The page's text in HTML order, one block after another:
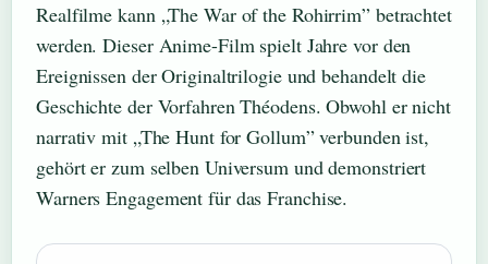
Realfilme kann „The War of the Rohirrim” betrachtet
werden. Dieser Anime-Film spielt Jahre vor den
Ereignissen der Originaltrilogie und behandelt die
Geschichte der Vorfahren Théodens. Obwohl er nicht
narrativ mit „The Hunt for Gollum” verbunden ist,
gehört er zum selben Universum und demonstriert
Warners Engagement für das Franchise.